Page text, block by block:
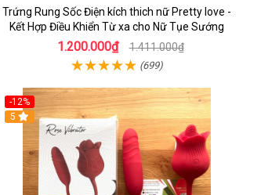
Trứng Rung Sốc Điện kích thich nữ Pretty love -
Kết Hợp Điều Khiển Từ xa cho Nữ Tụe Sướng
1.200.000₫ 1.411.000₫
(699)
-12%
5